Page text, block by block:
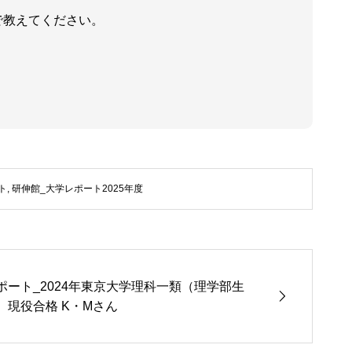
えてください。
, 研伸館_大学レポート2025年度
ート_2024年東京大学理科一類（理学部生
現役合格 K・Mさん